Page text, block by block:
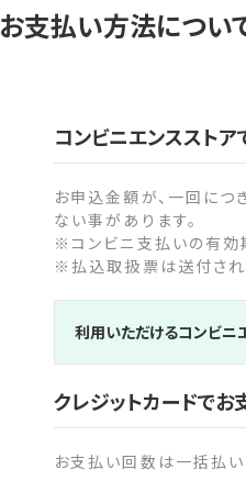
お支払い方法につい
コンビニエンススト
お申込金額が、一回に
ない事があります。
※コンビニ支払いの有効
※払込取扱票は送付され
利用いただけるコンビニ
クレジットカードでお
お支払い回数は一括払い